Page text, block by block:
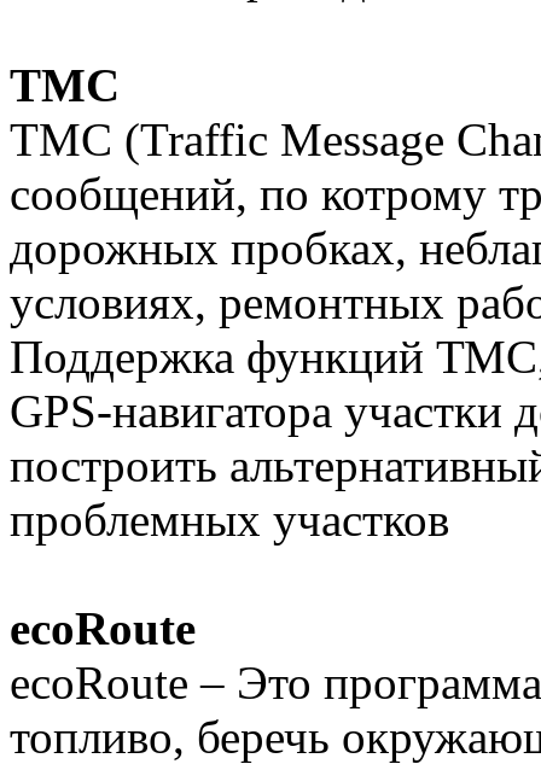
TMC
TMC (Traffic Message
сообщений, по котрому
дорожных пробках,
условиях, ремонтных
Поддержка функций ТМС,
GPS-навигатора участки
построить
проблемных участков
ecoRoute
ecoRoute – Это
топливо, беречь